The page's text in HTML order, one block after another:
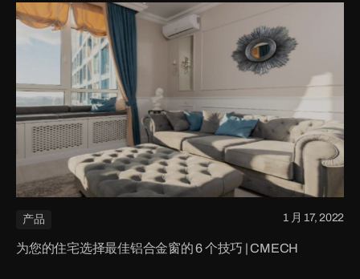
产品 1 月 17, 2022
为您的住宅选择最佳铝合金窗的 6 个技巧 | CMECH